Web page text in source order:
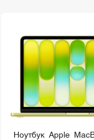
Ноутбук Apple